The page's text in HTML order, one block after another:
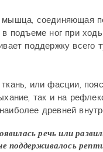
соединяющая
в подъеме ног при
поддержку
или фасции,
так и на
древней
речь или
поддерживалось